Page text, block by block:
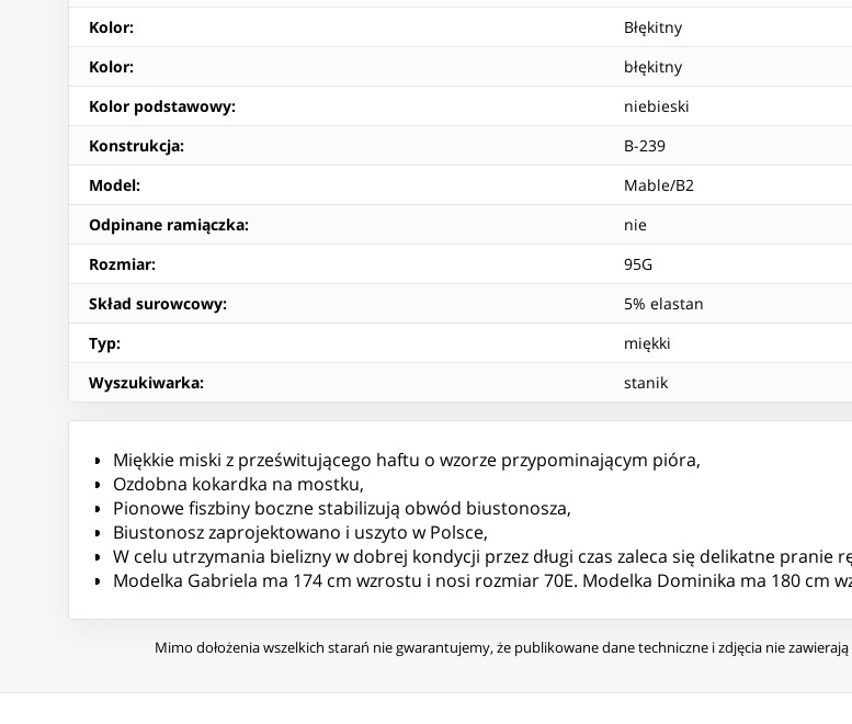
Kolor:
Błękitny
Kolor:
błękitny
Kolor podstawowy:
niebieski
Konstrukcja:
B-239
Model:
Mable/B2
Odpinane ramiączka:
nie
Rozmiar:
95G
Skład surowcowy:
5% elastan
Typ:
miękki
Wyszukiwarka: stanik
Miękkie miski z prześwitującego haftu o wzorze przypominającym pióra,
Ozdobna kokardka na mostku,
Pionowe fiszbiny boczne stabilizują obwód biustonosza,
Biustonosz zaprojektowano i uszyto w Polsce,
W celu utrzymania bielizny w dobrej kondycji przez długi czas zaleca się delikatne pranie
Modelka Gabriela ma 174 cm wzrostu i nosi rozmiar 70E. Modelka Dominika ma 180 cm
Mimo dołożenia wszelkich starań nie gwarantujemy, że publikowane dane techniczne i zdjęcia nie